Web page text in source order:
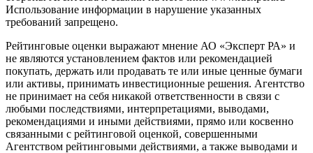
Использование информации в нарушение указанных
требований запрещено.
Рейтинговые оценки выражают мнение АО «Эксперт РА» и
не являются установлением фактов или рекомендацией
покупать, держать или продавать те или иные ценные бумаги
или активы, принимать инвестиционные решения. Агентство
не принимает на себя никакой ответственности в связи с
любыми последствиями, интерпретациями, выводами,
рекомендациями и иными действиями, прямо или косвенно
связанными с рейтинговой оценкой, совершенными
Агентством рейтинговыми действиями, а также выводами и